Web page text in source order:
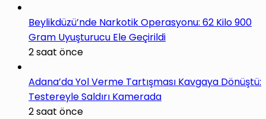
Beylikdüzü’nde Narkotik Operasyonu: 62 Kilo 900
Gram Uyuşturucu Ele Geçirildi
2 saat önce
Adana’da Yol Verme Tartışması Kavgaya Dönüştü:
Testereyle Saldırı Kamerada
2 saat önce